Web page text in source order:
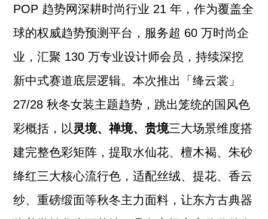
POP 趋势网深耕时尚行业 21 年，作为覆盖全
球的权威趋势预测平台，服务超 60 万时尚企
业，汇聚 130 万专业设计师会员，持续深挖
新中式赛道底层逻辑。本次推出「绛云裳」
27/28 秋冬女装主题趋势，跳出笼统的国风色
彩概括，以灵境、禅境、贵境三大场景维度搭
建完整色彩矩阵，提取水仙花、檀木褐、朱砂
绛红三大核心流行色，适配丝绒、提花、香云
纱、重磅缎面等秋冬主力面料，让东方古典器